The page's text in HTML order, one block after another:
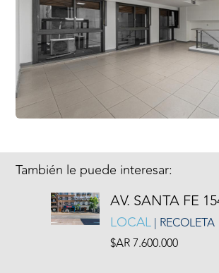
También le puede interesar:
AV. SANTA FE
LOCAL | RECOLETA
$AR 7.600.000